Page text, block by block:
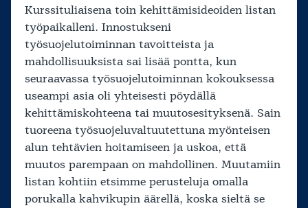
Kurssituliaisena toin kehittämisideoiden listan
työpaikalleni. Innostukseni
työsuojelutoiminnan tavoitteista ja
mahdollisuuksista sai lisää pontta, kun
seuraavassa työsuojelutoiminnan kokouksessa
useampi asia oli yhteisesti pöydällä
kehittämiskohteena tai muutosesityksenä. Sain
tuoreena työsuojeluvaltuutettuna myönteisen
alun tehtävien hoitamiseen ja uskoa, että
muutos parempaan on mahdollinen. Muutamiin
listan kohtiin etsimme perusteluja omalla
porukalla kahvikupin äärellä, koska sieltä se